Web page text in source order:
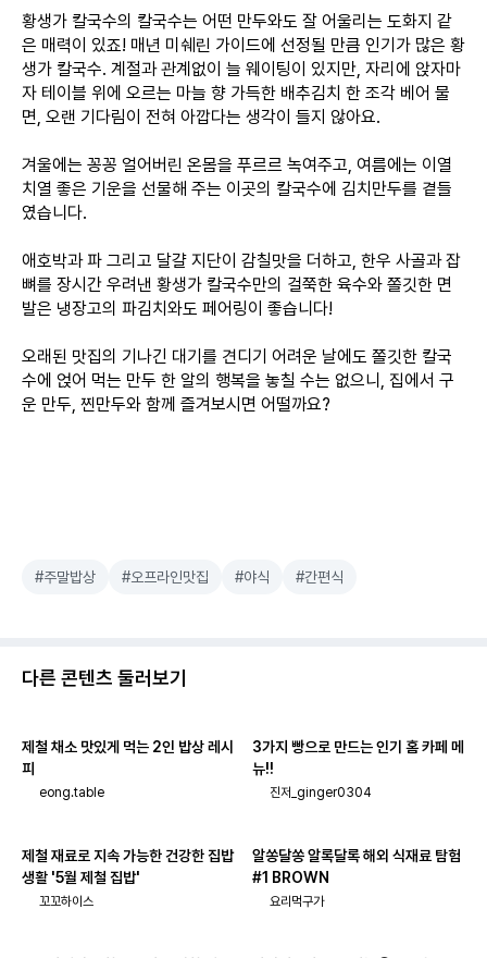
황생가 칼국수의 칼국수는 어떤 만두와도 잘 어울리는 도화지 같
은 매력이 있죠! 매년 미쉐린 가이드에 선정될 만큼 인기가 많은 황
생가 칼국수. 계절과 관계없이 늘 웨이팅이 있지만, 자리에 앉자마
자 테이블 위에 오르는 마늘 향 가득한 배추김치 한 조각 베어 물
면, 오랜 기다림이 전혀 아깝다는 생각이 들지 않아요.
겨울에는 꽁꽁 얼어버린 온몸을 푸르르 녹여주고, 여름에는 이열
치열 좋은 기운을 선물해 주는 이곳의 칼국수에 김치만두를 곁들
였습니다.
애호박과 파 그리고 달걀 지단이 감칠맛을 더하고, 한우 사골과 잡
뼈를 장시간 우려낸 황생가 칼국수만의 걸쭉한 육수와 쫄깃한 면
발은 냉장고의 파김치와도 페어링이 좋습니다!
오래된 맛집의 기나긴 대기를 견디기 어려운 날에도 쫄깃한 칼국
수에 얹어 먹는 만두 한 알의 행복을 놓칠 수는 없으니, 집에서 구
운 만두, 찐만두와 함께 즐겨보시면 어떨까요?
#주말밥상 #오프라인맛집 #야식 #간편식
다른 콘텐츠 둘러보기
제철 채소 맛있게 먹는 2인 밥상 레시
피
eong.table
3가지 빵으로 만드는 인기 홈 카페 메
뉴!!
진저_ginger0304
제철 재료로 지속 가능한 건강한 집밥
생활 '5월 제철 집밥'
꼬꼬하이스
알쏭달쏭 알록달록 해외 식재료 탐험
#1 BROWN
요리먹구가